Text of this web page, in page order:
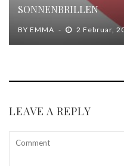
SONNENBRILLEN
BY EMMA 2 Februar,
LEAVE A REPLY